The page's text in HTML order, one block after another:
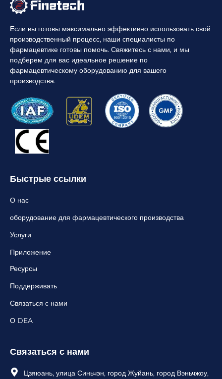
Если вы готовы максимально эффективно использовать свой
производственный процесс, наши специалисты по
фармацевтике готовы помочь. Свяжитесь с нами, и мы
подберем для вас идеальное решение по
фармацевтическому оборудованию для вашего
производства.
Быстрые ссылки
О нас
оборудование для фармацевтического производства
Услуги
Приложение
Ресурсы
Поддерживать
Связаться с нами
О DEA
Связаться с нами
Цзяюань, улица Синьчэн, город Жуйань, город Вэньчжоу,